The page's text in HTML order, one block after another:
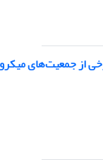
از جمعیت‌های